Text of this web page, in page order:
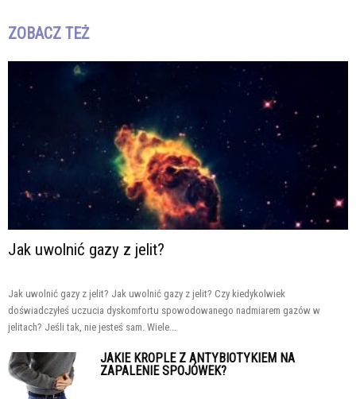
ZOBACZ TEŻ
Jak uwolnić gazy z jelit?
Jak uwolnić gazy z jelit? Jak uwolnić gazy z jelit? Czy kiedykolwiek
doświadczyłeś uczucia dyskomfortu spowodowanego nadmiarem gazów w
jelitach? Jeśli tak, nie jesteś sam. Wiele...
JAKIE KROPLE Z ANTYBIOTYKIEM NA
ZAPALENIE SPOJÓWEK?